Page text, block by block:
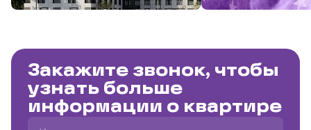
Закажите звонок, чтобы
узнать больше
информации о квартире